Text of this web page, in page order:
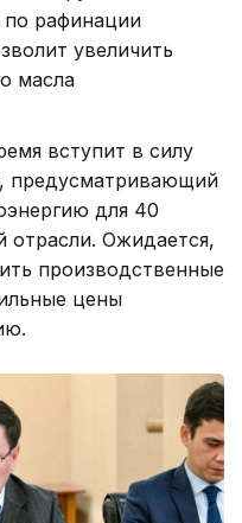
по рафинации
увеличить
масла
вступит в силу
предусматривающий
для 40
отрасли. Ожидается,
производственные
цены